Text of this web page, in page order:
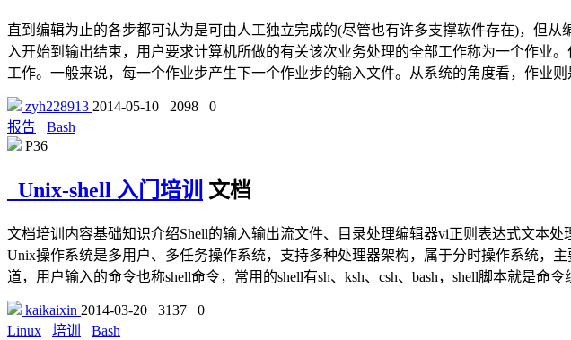
直到编辑为止的各步都可认为是可由人工独立完成的(尽管也有许多支撑软件存在)，但
入开始到输出结束，用户要求计算机所做的有关该次业务处理的全部工作称为一个作业
工作。一般来说，每一个作业步产生下一个作业步的输入文件。从系统的角度看，作业则
zyh228913 2014-05-10 2098
0
报告
Bash
P36
Unix-shell 入门培训 文档
文档培训内容基础知识介绍Shell的输入输出流文件、目录处理编辑器vi正则表达式文本
Unix操作系统是多用户、多任务操作系统，支持多种处理器架构，属于分时操作系统，
道，用户输入的命令也称shell命令，常用的shell有sh、ksh、csh、bash，shell脚本就是命令
kaikaixin 2014-03-20 3137
0
Linux
培训
Bash